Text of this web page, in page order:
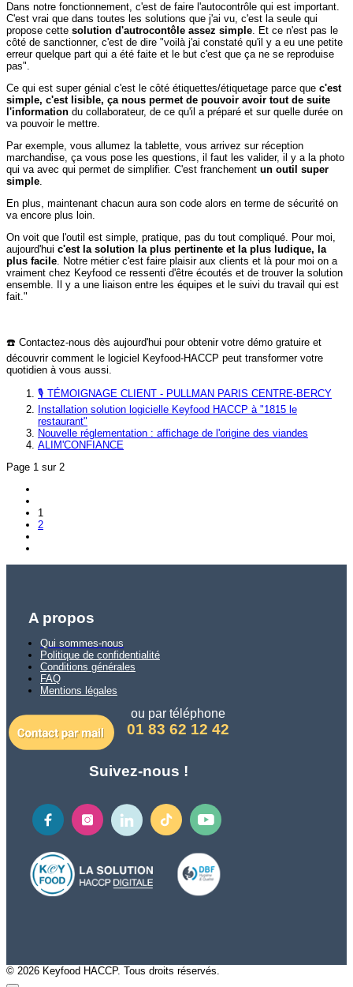
Dans notre fonctionnement, c'est de faire l'autocontrôle qui est important.
C'est vrai que dans toutes les solutions que j'ai vu, c'est la seule qui
propose cette solution d'autrocontôle assez simple. Et ce n'est pas le
côté de sanctionner, c'est de dire "voilà j'ai constaté qu'il y a eu une petite
erreur quelque part qui a été faite et le but c'est que ça ne se reproduise
pas".
Ce qui est super génial c'est le côté étiquettes/étiquetage parce que c'est
simple, c'est lisible, ça nous permet de pouvoir avoir tout de suite
l'information du collaborateur, de ce qu'il a préparé et sur quelle durée on
va pouvoir le mettre.
Par exemple, vous allumez la tablette, vous arrivez sur réception
marchandise, ça vous pose les questions, il faut les valider, il y a la photo
qui va avec qui permet de simplifier. C'est franchement un outil super
simple.
En plus, maintenant chacun aura son code alors en terme de sécurité on
va encore plus loin.
On voit que l'outil est simple, pratique, pas du tout compliqué. Pour moi,
aujourd'hui c'est la solution la plus pertinente et la plus ludique, la
plus facile. Notre métier c'est faire plaisir aux clients et là pour moi on a
vraiment chez Keyfood ce ressenti d'être écoutés et de trouver la solution
ensemble. Il y a une liaison entre les équipes et le suivi du travail qui est
fait."
☎️ Contactez-nous dès aujourd'hui pour obtenir votre démo gratuire et
découvrir comment le logiciel Keyfood-HACCP peut transformer votre
quotidien à vous aussi.
🎙️ TÉMOIGNAGE CLIENT - PULLMAN PARIS CENTRE-BERCY
Installation solution logicielle Keyfood HACCP à "1815 le
restaurant"
Nouvelle réglementation : affichage de l'origine des viandes
ALIM'CONFIANCE
Page 1 sur 2
1
2
A propos
Qui sommes-nous
Politique de confidentialité
Conditions générales
FAQ
Mentions légales
ou par téléphone
01 83 62 12 42
Suivez-nous !
© 2026 Keyfood HACCP. Tous droits réservés.